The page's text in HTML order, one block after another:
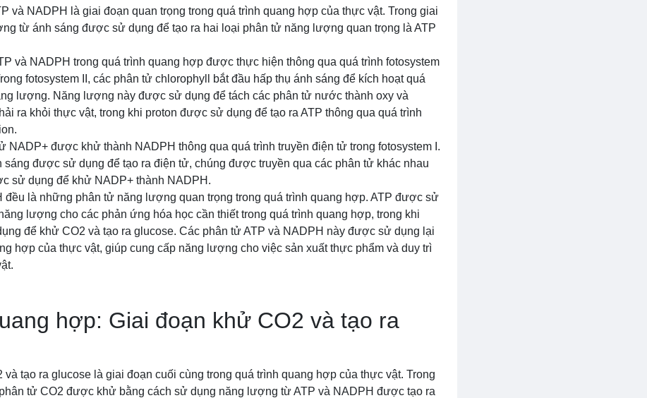
và NADPH là giai đoạn quan trọng trong quá trình quang hợp của thực vật. Trong giai
từ ánh sáng được sử dụng để tạo ra hai loại phân tử năng lượng quan trọng là ATP
và NADPH trong quá trình quang hợp được thực hiện thông qua quá trình fotosystem
fotosystem II, các phân tử chlorophyll bắt đầu hấp thụ ánh sáng để kích hoạt quá
lượng. Năng lượng này được sử dụng để tách các phân tử nước thành oxy và
ra khỏi thực vật, trong khi proton được sử dụng để tạo ra ATP thông qua quá trình
NADP+ được khử thành NADPH thông qua quá trình truyền điện tử trong fotosystem I.
được sử dụng để tạo ra điện tử, chúng được truyền qua các phân tử khác nhau
sử dụng để khử NADP+ thành NADPH.
đều là những phân tử năng lượng quan trọng trong quá trình quang hợp. ATP được sử
lượng cho các phản ứng hóa học cần thiết trong quá trình quang hợp, trong khi
để khử CO2 và tạo ra glucose. Các phân tử ATP và NADPH này được sử dụng lại
hợp của thực vật, giúp cung cấp năng lượng cho việc sản xuất thực phẩm và duy trì
hợp: Giai đoạn khử CO2 và tạo ra
và tạo ra glucose là giai đoạn cuối cùng trong quá trình quang hợp của thực vật. Trong
tử CO2 được khử bằng cách sử dụng năng lượng từ ATP và NADPH được tạo ra